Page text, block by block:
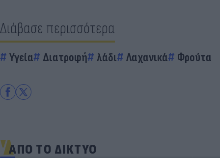
Διάβασε περισσότερα
Υγεία Διατροφή λάδι Λαχανικά Φρούτα
ΑΠΟ ΤΟ ΔΙΚΤΥΟ